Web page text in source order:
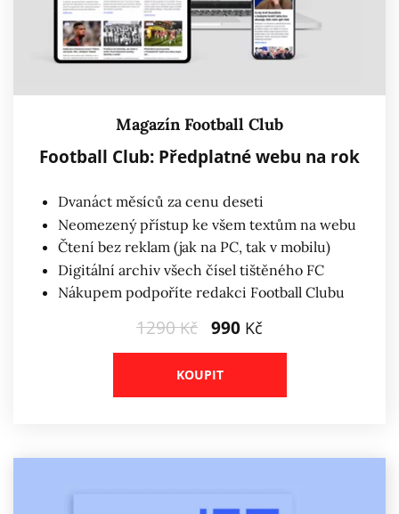
Magazín Football Club
Football Club: Předplatné webu na rok
Dvanáct měsíců za cenu deseti
Neomezený přístup ke všem textům na webu
Čtení bez reklam (jak na PC, tak v mobilu)
Digitální archiv všech čísel tištěného FC
Nákupem podpoříte redakci Football Clubu
1290Kč 990 Kč
KOUPIT